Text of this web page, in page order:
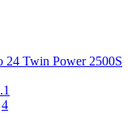
24 Twin Power 2500S
4